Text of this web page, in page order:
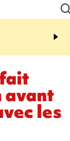
de l'océan
avant
les